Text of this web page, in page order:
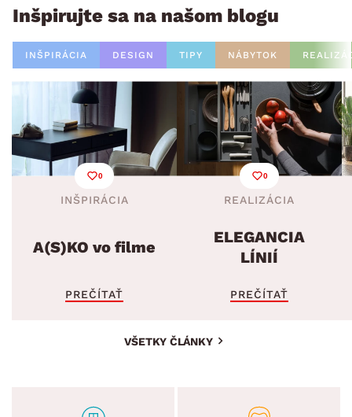
Inšpirujte sa na našom blogu
INŠPIRÁCIA DESIGN TIPY NÁBYTOK
0
INŠPIRÁCIA
A(S)KO vo filme
PREČÍTAŤ
0
REALIZÁCIA
ELEGANCIA
LÍNIÍ
PREČÍTAŤ
VŠETKY ČLÁNKY